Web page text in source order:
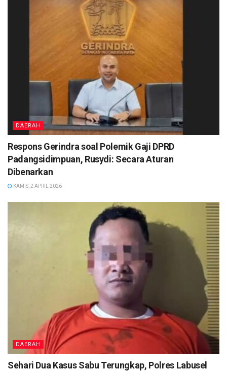
DAERAH
Respons Gerindra soal Polemik Gaji DPRD
Padangsidimpuan, Rusydi: Secara Aturan
Dibenarkan
KAMIS, 2 APRIL 2026
DAERAH
Sehari Dua Kasus Sabu Terungkap, Polres Labusel